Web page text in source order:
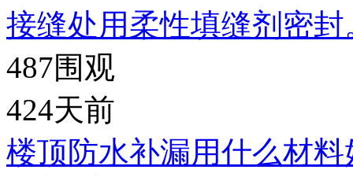
接缝处用柔性填缝剂密
487围观
424天前
楼顶防水补漏用什么材料